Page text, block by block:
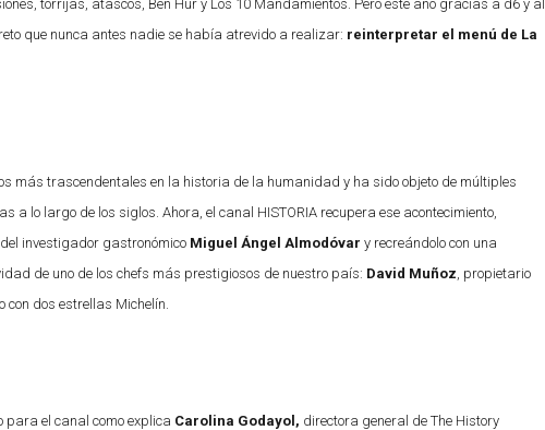
torrijas, atascos, Ben Hur y Los 10 Mandamientos. Pero este año gracias a d6 y al
que nunca antes nadie se había atrevido a realizar: reinterpretar el menú de La
más trascendentales en la historia de la humanidad y ha sido objeto de múltiples
a lo largo de los siglos. Ahora, el canal HISTORIA recupera ese acontecimiento,
investigador gastronómico Miguel Ángel Almodóvar y recreándolo con una
de uno de los chefs más prestigiosos de nuestro país: David Muñoz , propietario
con dos estrellas Michelín.
para el canal como explica Carolina Godayol, directora general de The History